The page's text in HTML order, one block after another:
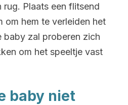
Plaats een flitsend
om hem te verleiden het
baby zal proberen zich
om het speeltje vast
baby niet